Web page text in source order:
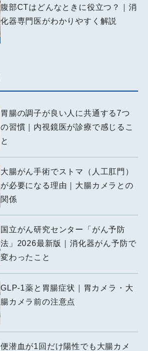
腹部CTはどんなときに役立つ？｜消
化器専門医がわかりやすく解説
胃腸の調子が良い人に共通する7つ
の習慣｜内視鏡医が診療で感じるこ
と
大腸がん手術でストマ（人工肛門）
が必要になる理由｜大腸カメラとの
関係
国立がん研究センター「がん予防
法」2026最新版｜消化器がん予防で
変わったこと
GLP-1薬と胃腸症状｜胃カメラ・大
腸カメラ前の注意点
便潜血が1回だけ陽性でも大腸カメ